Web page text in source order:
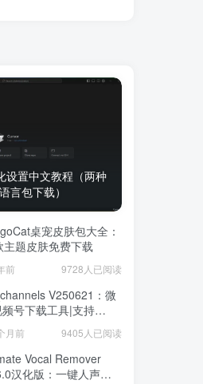
设置中文教程（两种
言包下载）
桌宠皮肤包大全：
主题皮肤免费下载
前 9728人已阅读
V250621：微
号下载工具|支持
月前 9405人已阅读
Vocal Remover
汉化版：一键人声分